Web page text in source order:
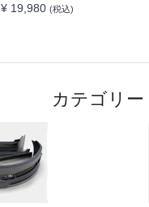
接続アダプター ショートノ
¥ 19,980 (税込)
カテゴリー